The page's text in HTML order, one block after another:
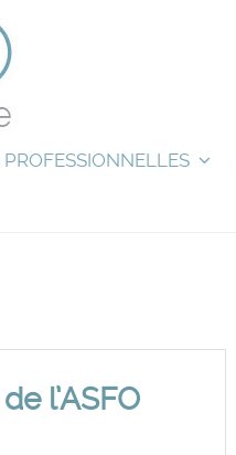
l’ASFO